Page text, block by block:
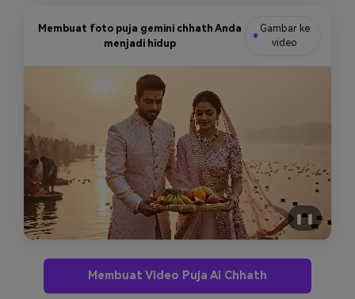
Membuat foto puja gemini chhath Anda
menjadi hidup
Gambar ke
video
❚ ❚
Membuat Video Puja Ai Chhath